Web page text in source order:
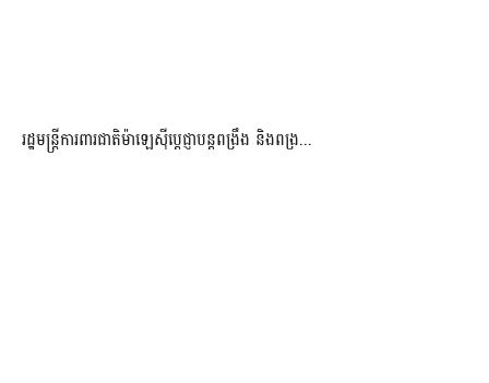
រដ្ឋមន្ត្រីការពារជាតិម៉ាឡេស៊ីប្ដេជ្ញាបន្តពង្រឹង និងពង្រ...